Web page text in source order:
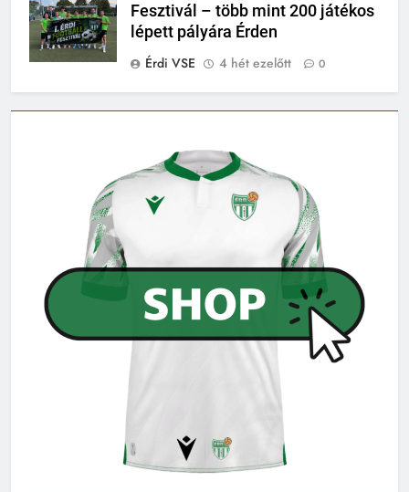
Fesztivál – több mint 200 játékos
lépett pályára Érden
Érdi VSE
4 hét ezelőtt 0